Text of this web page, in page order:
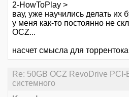
2-HowToPlay >
вау, уже научились делать их
у меня как-то постоянно не
OCZ...
насчет смысла для
Re: 50GB OCZ RevoDrive PCI-
системного